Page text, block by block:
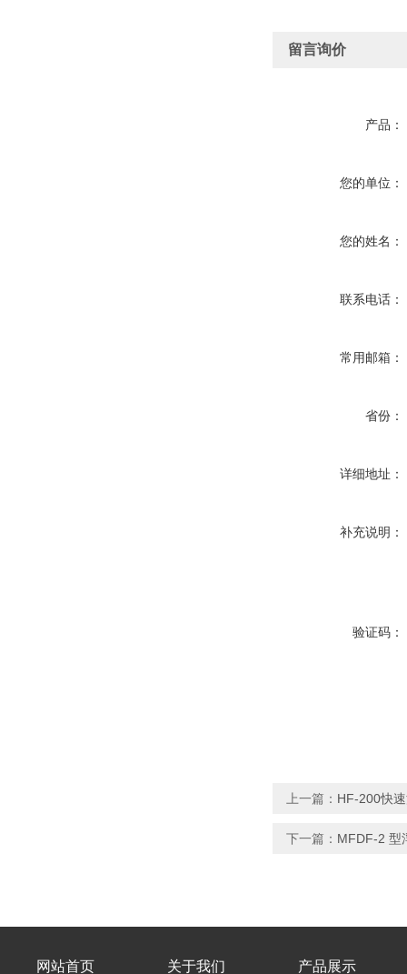
留言询价
产品：
您的单位：
您的姓名：
联系电话：
常用邮箱：
省份：
详细地址：
补充说明：
验证码：
上一篇： HF-200快
下一篇： MFDF-2 型
网站首页 关于我们 产品展示